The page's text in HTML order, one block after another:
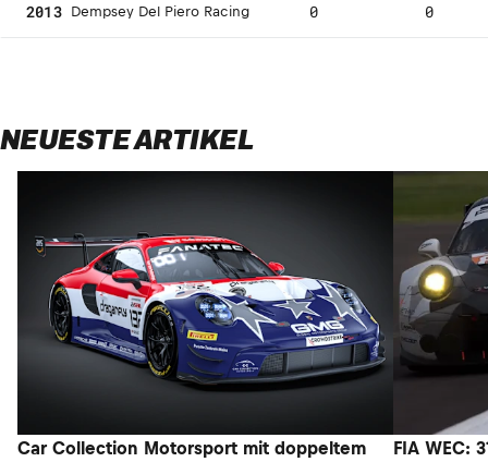
2013 Dempsey Del Piero Racing 0 0
NEUESTE ARTIKEL
Car Collection Motorsport mit doppeltem
FIA WEC: